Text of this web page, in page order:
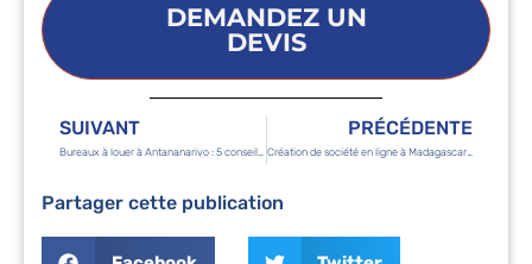
DEMANDEZ UN
DEVIS
SUIVANT PRÉCÉDENTE
Création de société en ligne à Madagascar : les démarches
Partager cette publication